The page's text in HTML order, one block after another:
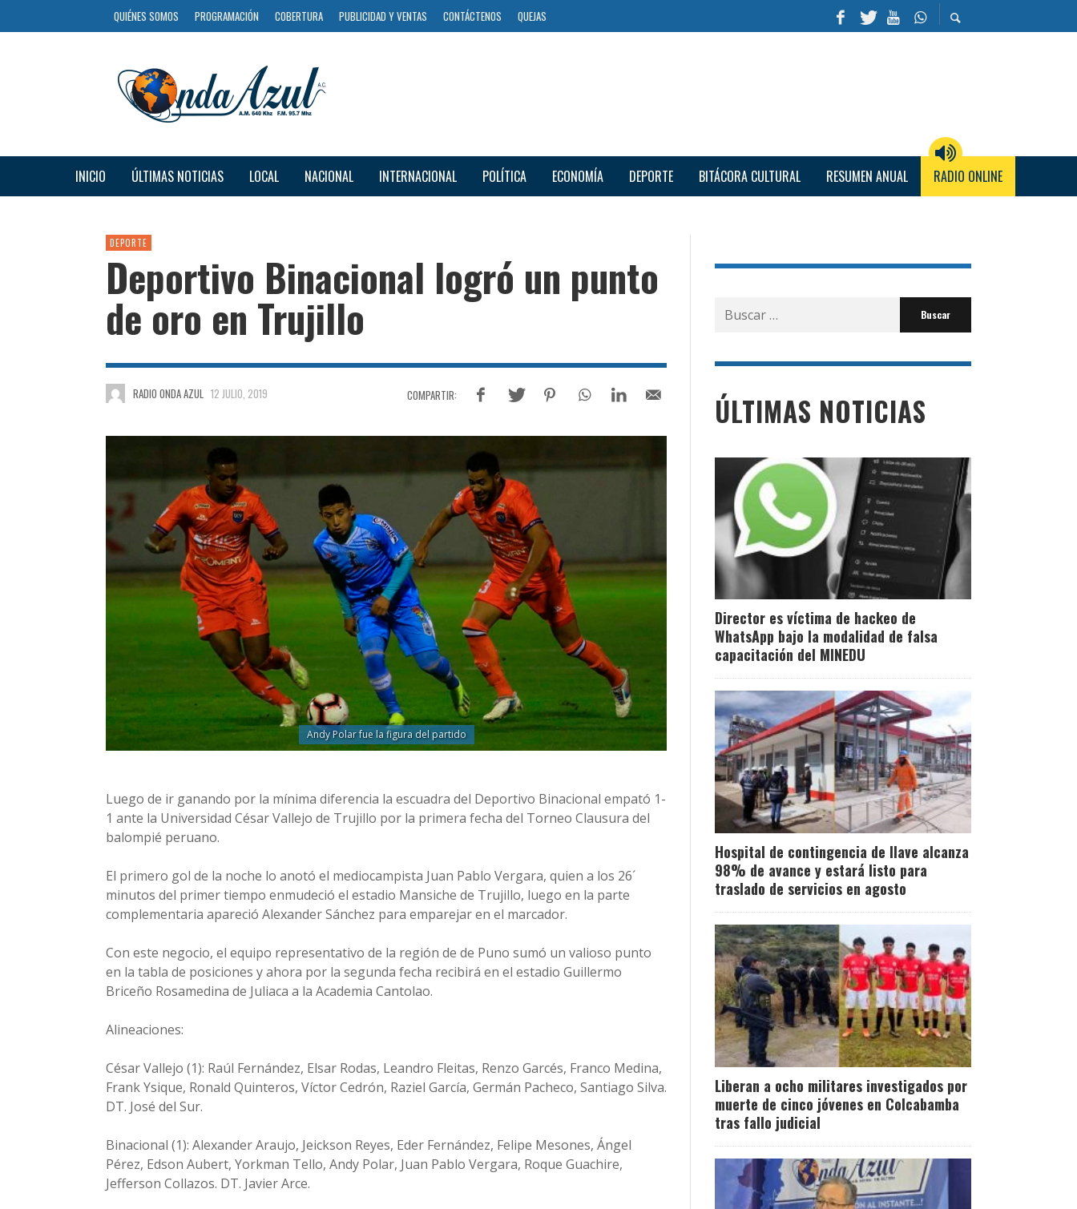
QUIÉNES SOMOS PROGRAMACIÓN COBERTURA PUBLICIDAD Y VENTAS CONTÁCTENOS QUEJAS
INICIO ÚLTIMAS NOTICIAS LOCAL NACIONAL INTERNACIONAL POLÍTICA ECONOMÍA DEPORTE BITÁCORA CULTURAL RESUMEN ANUAL RADIO ONLINE
DEPORTE
Deportivo Binacional logró un punto
de oro en Trujillo
RADIO ONDA AZUL 12 JULIO, 2019
Andy Polar fue la figura del partido
Luego de ir ganando por la mínima diferencia la escuadra del Deportivo Binacional empató 1-
1 ante la Universidad César Vallejo de Trujillo por la primera fecha del Torneo Clausura del
balompié peruano.
El primero gol de la noche lo anotó el mediocampista Juan Pablo Vergara, quien a los 26´
minutos del primer tiempo enmudeció el estadio Mansiche de Trujillo, luego en la parte
complementaria apareció Alexander Sánchez para emparejar en el marcador.
Con este negocio, el equipo representativo de la región de de Puno sumó un valioso punto
en la tabla de posiciones y ahora por la segunda fecha recibirá en el estadio Guillermo
Briceño Rosamedina de Juliaca a la Academia Cantolao.
Alineaciones:
César Vallejo (1): Raúl Fernández, Elsar Rodas, Leandro Fleitas, Renzo Garcés, Franco Medina,
Frank Ysique, Ronald Quinteros, Víctor Cedrón, Raziel García, Germán Pacheco, Santiago Silva.
DT. José del Sur.
Binacional (1): Alexander Araujo, Jeickson Reyes, Eder Fernández, Felipe Mesones, Ángel
Pérez, Edson Aubert, Yorkman Tello, Andy Polar, Juan Pablo Vergara, Roque Guachire,
Jefferson Collazos. DT. Javier Arce.
Buscar
por:
ÚLTIMAS NOTICIAS
Director es víctima de hackeo de
WhatsApp bajo la modalidad de falsa
capacitación del MINEDU
Hospital de contingencia de Ilave alcanza
98% de avance y estará listo para
traslado de servicios en agosto
Liberan a ocho militares investigados por
muerte de cinco jóvenes en Colcabamba
tras fallo judicial